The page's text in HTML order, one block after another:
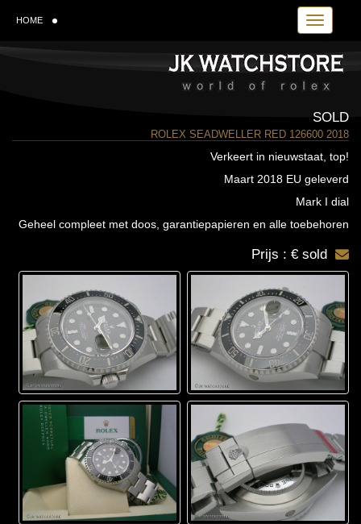
Toggle
HOME
SOLD
ROLEX SEADWELLER RED 126600 2018
Verkeert in nieuwstaat, top!
Maart 2018 EU geleverd
Mark I dial
Geheel compleet met doos, garantiepapieren en alle toebehoren
Prijs : € sold